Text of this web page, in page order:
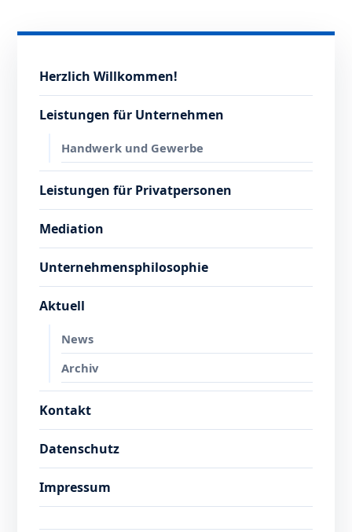
Herzlich Willkommen!
Leistungen für Unternehmen
Handwerk und Gewerbe
Leistungen für Privatpersonen
Mediation
Unternehmensphilosophie
Aktuell
News
Archiv
Kontakt
Datenschutz
Impressum